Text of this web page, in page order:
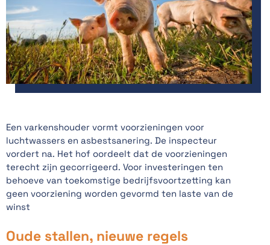
Een varkenshouder vormt voorzieningen voor
luchtwassers en asbestsanering. De inspecteur
vordert na. Het hof oordeelt dat de voorzieningen
terecht zijn gecorrigeerd. Voor investeringen ten
behoeve van toekomstige bedrijfsvoortzetting kan
geen voorziening worden gevormd ten laste van de
winst
Oude stallen, nieuwe regels